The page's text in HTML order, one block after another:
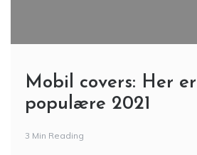
Mobil covers: Her
populære 2021
3 Min Reading